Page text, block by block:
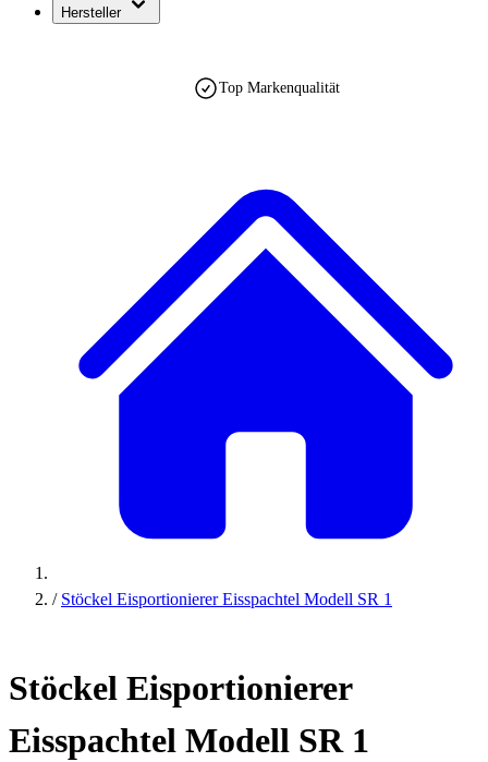
Hersteller
Top Markenqualität
/ Stöckel Eisportionierer Eisspachtel Modell SR 1
Stöckel Eisportionierer
Eisspachtel Modell SR 1